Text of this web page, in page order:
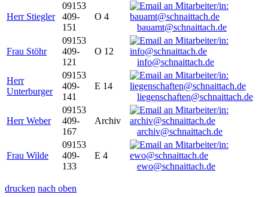
Herr Stiegler
09153
409-
151
O 4
bauamt@schnaittach.de
Frau Stöhr
09153
409-
121
O 12
info@schnaittach.de
Herr
Unterburger
09153
409-
141
E 14
liegenschaften@schnaittach.de
Herr Weber
09153
409-
167
Archiv
archiv@schnaittach.de
Frau Wilde
09153
409-
133
E 4
ewo@schnaittach.de
drucken nach oben